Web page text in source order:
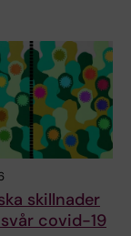
skillnader
covid-19